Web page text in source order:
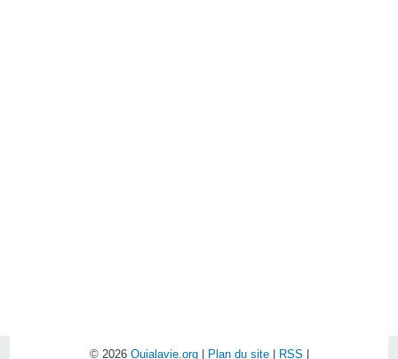
© 2026 Ouialavie.org| Plan du site| RSS